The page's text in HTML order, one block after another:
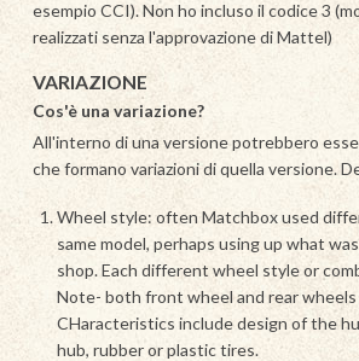
esempio CCI). Non ho incluso il codice 3
realizzati senza l'approvazione di Mattel)
VARIAZIONE
Cos'è una variazione?
All'interno di una versione potrebbero
che formano variazioni di quella versione.
Wheel style: often Matchbox used
same model, perhaps using up what
shop. Each different wheel style or
Note- both front wheel and rear wheels
CHaracteristics include design of the
hub, rubber or plastic tires.